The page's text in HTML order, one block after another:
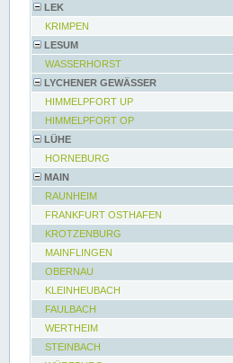
LEK
KRIMPEN
LESUM
WASSERHORST
LYCHENER GEWÄSSER
HIMMELPFORT UP
HIMMELPFORT OP
LÜHE
HORNEBURG
MAIN
RAUNHEIM
FRANKFURT OSTHAFEN
KROTZENBURG
MAINFLINGEN
OBERNAU
KLEINHEUBACH
FAULBACH
WERTHEIM
STEINBACH